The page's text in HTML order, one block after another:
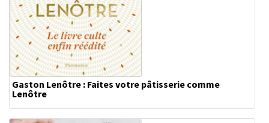
Gaston Lenôtre : Faites votre pâtisserie comme
Lenôtre